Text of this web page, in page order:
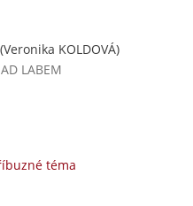
(Veronika KOLDOVÁ)
LABEM
téma